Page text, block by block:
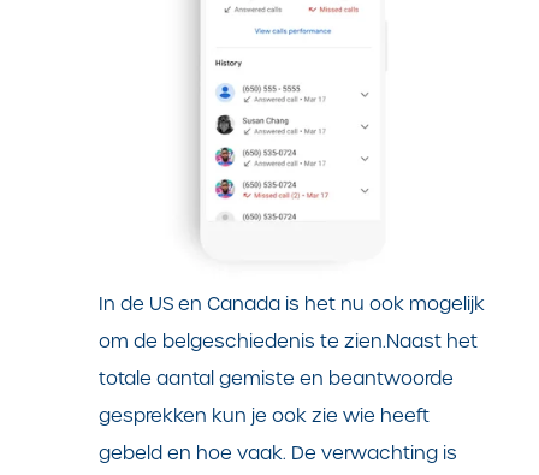
In de US en Canada is het nu ook mogelijk
om de belgeschiedenis te zien.Naast het
totale aantal gemiste en beantwoorde
gesprekken kun je ook zie wie heeft
gebeld en hoe vaak. De verwachting is